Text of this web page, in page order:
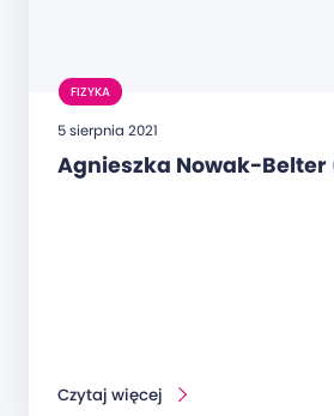
FIZYKA
5 sierpnia 2021
Agnieszka Nowak-Belter
Czytaj więcej